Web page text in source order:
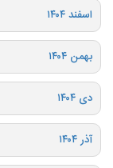
اسفند ۱۴۰۴
بهمن ۱۴۰۴
دی ۱۴۰۴
آذر ۱۴۰۴